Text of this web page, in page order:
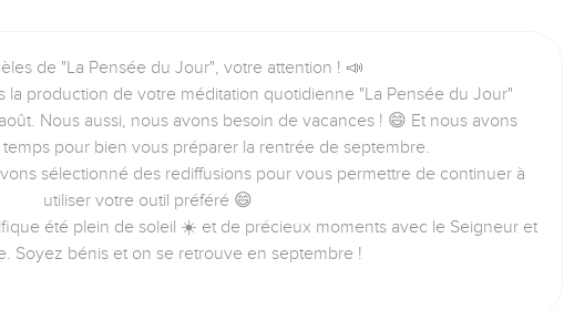
de "La Pensée du Jour", votre attention ! 📣
la production de votre méditation quotidienne "La Pensée du Jour"
Nous aussi, nous avons besoin de vacances ! 😄 Et nous avons
pour bien vous préparer la rentrée de septembre.
sélectionné des rediffusions pour vous permettre de continuer à
utiliser votre outil préféré 😄
été plein de soleil ☀️ et de précieux moments avec le Seigneur et
Soyez bénis et on se retrouve en septembre !